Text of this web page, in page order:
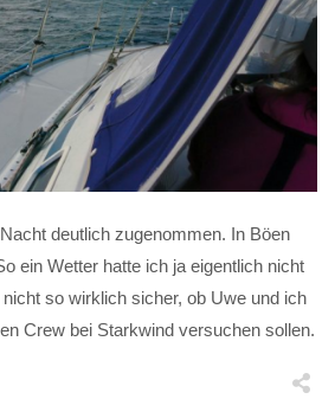
deutlich zugenommen. In Böen
ein Wetter hatte ich ja eigentlich nicht
so wirklich sicher, ob Uwe und ich
Crew bei Starkwind versuchen sollen.